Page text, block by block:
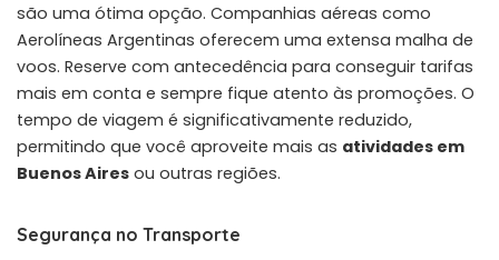
são uma ótima opção. Companhias aéreas como
Aerolíneas Argentinas oferecem uma extensa malha de
voos. Reserve com antecedência para conseguir tarifas
mais em conta e sempre fique atento às promoções. O
tempo de viagem é significativamente reduzido,
permitindo que você aproveite mais as atividades em
Buenos Aires ou outras regiões.
Segurança no Transporte